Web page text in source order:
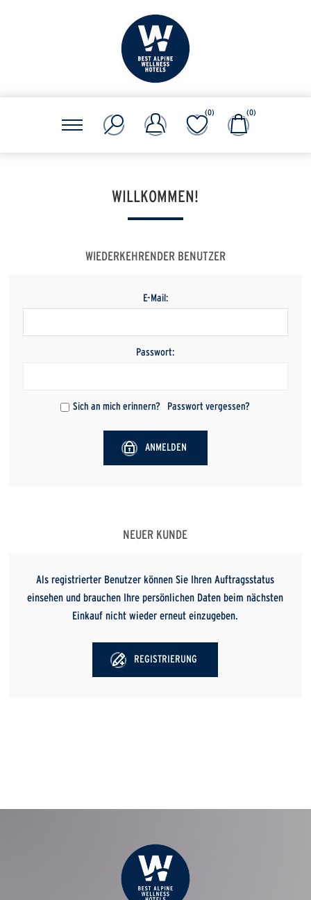
(0) (0)
WILLKOMMEN!
WIEDERKEHRENDER BENUTZER
E-Mail:
Passwort:
Sich an mich erinnern? Passwort vergessen?
ANMELDEN
NEUER KUNDE
Als registrierter Benutzer können Sie Ihren Auftragsstatus
einsehen und brauchen Ihre persönlichen Daten beim nächsten
Einkauf nicht wieder erneut einzugeben.
REGISTRIERUNG